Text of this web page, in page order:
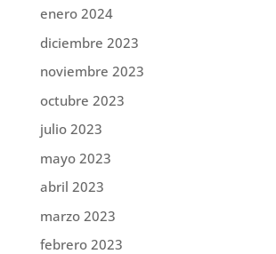
enero 2024
diciembre 2023
noviembre 2023
octubre 2023
julio 2023
mayo 2023
abril 2023
marzo 2023
febrero 2023